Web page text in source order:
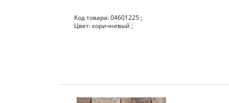
Код товара: 04601225 ;
Цвет: коричневый ;